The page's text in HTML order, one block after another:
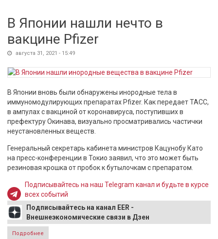
В Японии нашли нечто в
вакцине Pfizer
августа 31, 2021 - 15:49
В Японии вновь были обнаружены инородные тела в
иммуномодулирующих препаратах Pfizer. Как передает ТАСС,
в ампулах с вакциной от коронавируса, поступивших в
префектуру Окинава, визуально просматривались частички
неустановленных веществ.
Генеральный секретарь кабинета министров Кацунобу Като
на пресс-конференции в Токио заявил, что это может быть
резиновая крошка от пробок к бутылочкам с препаратом.
Подписывайтесь на наш Telegram канал и будьте в курсе
всех событий
Подписывайтесь на канал EER -
Внешнеэкономические связи в Дзен
Подробнее